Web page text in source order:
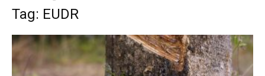
Tag: EUDR